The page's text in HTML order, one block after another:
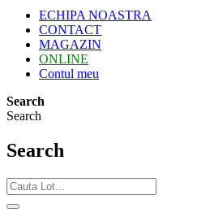
ECHIPA NOASTRA
CONTACT
MAGAZIN
ONLINE
Contul meu
Search
Search
Search